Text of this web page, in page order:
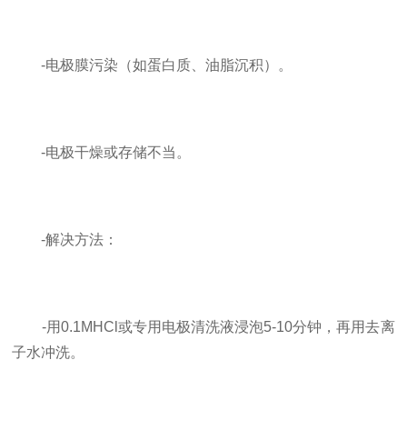
-电极膜污染（如蛋白质、油脂沉积）。
-电极干燥或存储不当。
-解决方法：
-用0.1MHCl或专用电极清洗液浸泡5-10分钟，再用去离
子水冲洗。